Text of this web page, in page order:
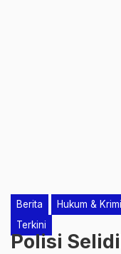
Berita Hukum &
Terkini
Polisi